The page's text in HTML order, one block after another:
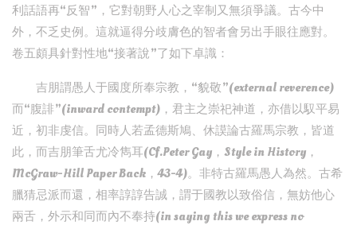
利話語再“反智”，它對朝野人心之宰制又無須爭議。古今中
外，不乏史例。這就逼得分歧膚色的智者會另出手眼往應對。
卷五頗具針對性地“接著說”了如下卓識：
吉朋謂愚人于國度所奉宗教，“貌敬”(external reverence)
而“腹誹”(inward contempt)，君主之崇祀神道，亦借以馭平易
近，初非虔信。同時人若孟德斯鳩、休謨論古羅馬宗教，皆道
此，而吉朋筆舌尤冷雋耳(Cf.Peter Gay，Style in History，
McGraw-Hill Paper Back，43-4)。非特古羅馬愚人為然。古希
臘猜忌派而還，相率諄諄告誠，謂于國教以致俗信，無妨他心
兩舌，外示和同而內不奉持(in saying this we express no